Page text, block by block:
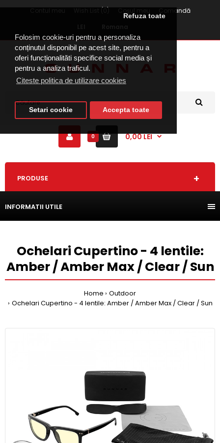
Folosim cookie-uri pentru a personaliza
conținutul disponibil pe acest site, pentru a
oferi funcționalităti specifice social media și
pentru a analiza traficul.
Citeste politica de utilizare cookies
Refuza toate
Setari cookie Accepta toate
Comandă
0 0,00 LEI
PRODUSE
INFORMATII UTILE
Ochelari Cupertino - 4 lentile:
Amber / Amber Max / Clear / Sun
Home
Outdoor
Ochelari Cupertino - 4 lentile: Amber / Amber Max / Clear / Sun